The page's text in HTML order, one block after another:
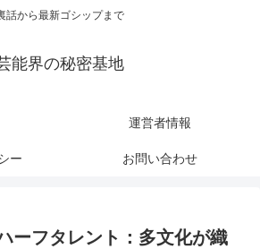
話から最新ゴシップまで
能界の秘密基地
運営者情報
ー お問い合わせ
ーフタレント：多文化が織